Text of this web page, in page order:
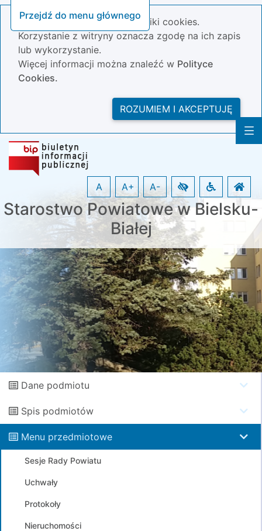
Przejdź do menu głównego
Nasza strona wykorzystuje pliki cookies.
Korzystanie z witryny oznacza zgodę na ich zapis
lub wykorzystanie.
Więcej informacji można znaleźć w Polityce
Cookies.
ROZUMIEM I AKCEPTUJĘ
Starostwo Powiatowe w Bielsku-
Białej
A A+ A-
Dane podmiotu
Spis podmiotów
Menu przedmiotowe
Sesje Rady Powiatu
Uchwały
Protokoły
Nieruchomości